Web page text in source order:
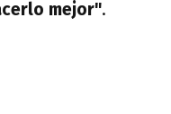
mejor".